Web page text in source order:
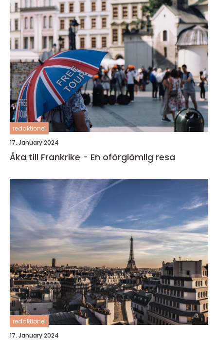
redaktionel
17. January 2024
Åka till Frankrike - En oförglömlig resa
redaktionel
17. January 2024